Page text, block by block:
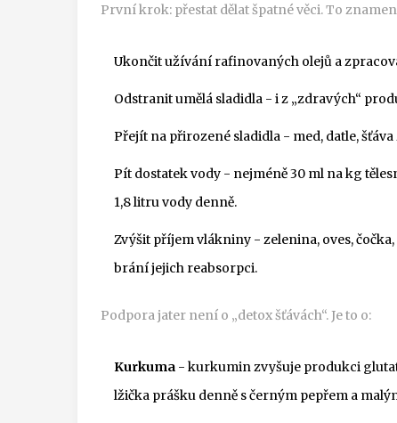
První krok: přestat dělat špatné věci. To
Ukončit užívání rafinovaných olejů a
Odstranit umělá sladidla - i z „zdravých“
Přejít na přirozené sladidla - med, datle,
Pít dostatek vody - nejméně 30 ml na kg
1,8 litru vody denně.
Zvýšit příjem vlákniny - zelenina, oves,
brání jejich reabsorpci.
Podpora jater není o „detox šťávách“. Je to o:
Kurkuma - kurkumin zvyšuje produkci
lžička prášku denně s černým pepřem a